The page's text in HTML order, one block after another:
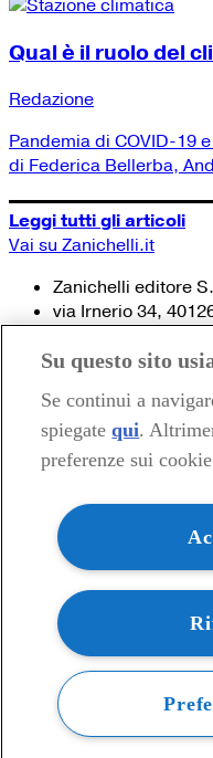
Qual è il ruolo del
Redazione
Pandemia di COVID-19
di Federica Bellerba,
Leggi tutti gli articoli
Vai su Zanichelli.it
Zanichelli editore
via Irnerio 34,
Tel. 051- 293.111 /
© 2020 Zanichelli
Contatti e recapiti
my.zanichelli.it
Filiali e agenzie
Acquisti:
Area stampa
Privacy
Su questo sito
Se continui a
spiegate qui.
preferenze sui